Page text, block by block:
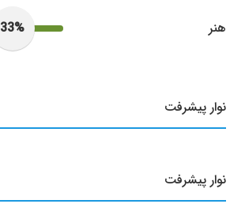
هنر 33%
نوار پیشرفت
نوار پیشرفت